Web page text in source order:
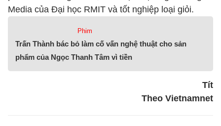
Media của Đại học RMIT và tốt nghiệp loại giỏi.
Phim
Trấn Thành bác bỏ làm cố vấn nghệ thuật cho sản
phẩm của Ngọc Thanh Tâm vì tiền
Tít
Theo Vietnamnet